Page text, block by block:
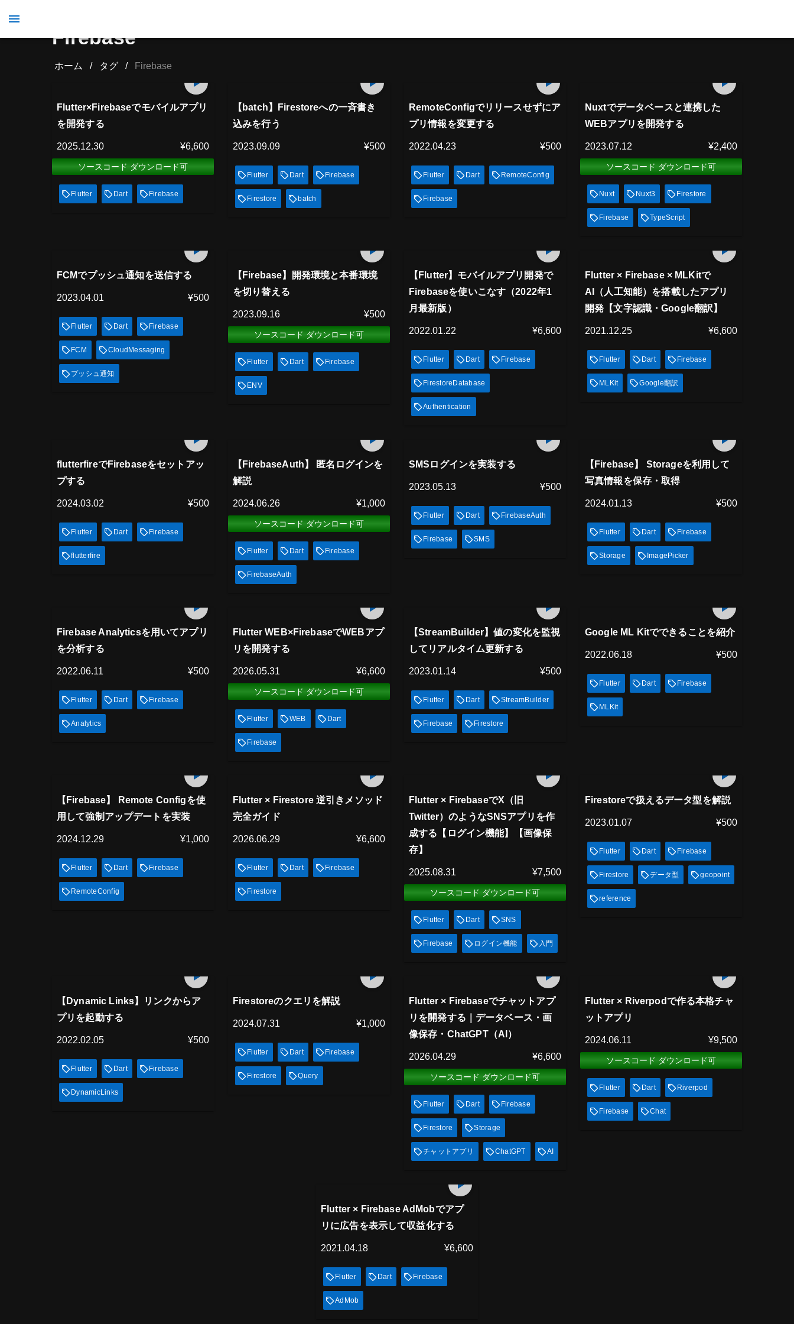
Firebase
ホーム / タグ / Firebase
167min
見放題
Flutter×Firebaseでモバイルアプリ
を開発する
2025.12.30 ¥6,600
ソースコード ダウンロード可
Flutter Dart Firebase
13min
見放題
【batch】Firestoreへの一斉書き
込みを行う
2023.09.09 ¥500
Flutter Dart Firebase
Firestore batch
8min
見放題
RemoteConfigでリリースせずにア
プリ情報を変更する
2022.04.23 ¥500
Flutter Dart RemoteConfig
Firebase
73min
見放題
Nuxtでデータベースと連携した
WEBアプリを開発する
2023.07.12 ¥2,400
ソースコード ダウンロード可
Nuxt Nuxt3 Firestore
Firebase TypeScript
15min
見放題
FCMでプッシュ通知を送信する
2023.04.01 ¥500
Flutter Dart Firebase
FCM CloudMessaging
プッシュ通知
22min
見放題
【Firebase】開発環境と本番環境
を切り替える
2023.09.16 ¥500
ソースコード ダウンロード可
Flutter Dart Firebase
ENV
85min
見放題
【Flutter】モバイルアプリ開発で
Firebaseを使いこなす（2022年1
月最新版）
2022.01.22 ¥6,600
Flutter Dart Firebase
FirestoreDatabase
Authentication
56min
見放題
Flutter × Firebase × MLKitで
AI（人工知能）を搭載したアプリ
開発【文字認識・Google翻訳】
2021.12.25 ¥6,600
Flutter Dart Firebase
MLKit Google翻訳
9min
見放題
flutterfireでFirebaseをセットアッ
プする
2024.03.02 ¥500
Flutter Dart Firebase
flutterfire
82min
見放題
【FirebaseAuth】 匿名ログインを
解説
2024.06.26 ¥1,000
ソースコード ダウンロード可
Flutter Dart Firebase
FirebaseAuth
17min
見放題
SMSログインを実装する
2023.05.13 ¥500
Flutter Dart FirebaseAuth
Firebase SMS
15min
見放題
【Firebase】 Storageを利用して
写真情報を保存・取得
2024.01.13 ¥500
Flutter Dart Firebase
Storage ImagePicker
22min
Firebase Analyticsを用いてアプリ
を分析する
2022.06.11 ¥500
Flutter Dart Firebase
Analytics
138min
見放題
Flutter WEB×FirebaseでWEBアプ
リを開発する
2026.05.31 ¥6,600
ソースコード ダウンロード可
Flutter WEB Dart
Firebase
11min
見放題
【StreamBuilder】値の変化を監視
してリアルタイム更新する
2023.01.14 ¥500
Flutter Dart StreamBuilder
Firebase Firestore
8min
見放題
Google ML Kitでできることを紹介
2022.06.18 ¥500
Flutter Dart Firebase
MLKit
31min
見放題
【Firebase】 Remote Configを使
用して強制アップデートを実装
2024.12.29 ¥1,000
Flutter Dart Firebase
RemoteConfig
146min
見放題
Flutter × Firestore 逆引きメソッド
完全ガイド
2026.06.29 ¥6,600
Flutter Dart Firebase
Firestore
509min
見放題
Flutter × FirebaseでX（旧
Twitter）のようなSNSアプリを作
成する【ログイン機能】【画像保
存】
2025.08.31 ¥7,500
ソースコード ダウンロード可
Flutter Dart SNS
Firebase ログイン機能 入門
12min
見放題
Firestoreで扱えるデータ型を解説
2023.01.07 ¥500
Flutter Dart Firebase
Firestore データ型 geopoint
reference
13min
見放題
【Dynamic Links】リンクからア
プリを起動する
2022.02.05 ¥500
Flutter Dart Firebase
DynamicLinks
51min
見放題
Firestoreのクエリを解説
2024.07.31 ¥1,000
Flutter Dart Firebase
Firestore Query
251min
見放題
Flutter × Firebaseでチャットアプ
リを開発する｜データベース・画
像保存・ChatGPT（AI）
2026.04.29 ¥6,600
ソースコード ダウンロード可
Flutter Dart Firebase
Firestore Storage
チャットアプリ ChatGPT AI
436min
見放題
Flutter × Riverpodで作る本格チャ
ットアプリ
2024.06.11 ¥9,500
ソースコード ダウンロード可
Flutter Dart Riverpod
Firebase Chat
122min
見放題
Flutter × Firebase AdMobでアプ
リに広告を表示して収益化する
2021.04.18 ¥6,600
Flutter Dart Firebase
AdMob